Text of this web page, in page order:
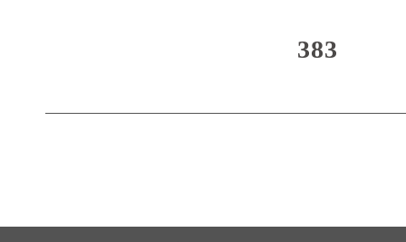
383